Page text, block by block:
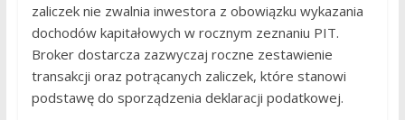
zaliczek nie zwalnia inwestora z obowiązku wykazania
dochodów kapitałowych w rocznym zeznaniu PIT.
Broker dostarcza zazwyczaj roczne zestawienie
transakcji oraz potrącanych zaliczek, które stanowi
podstawę do sporządzenia deklaracji podatkowej.